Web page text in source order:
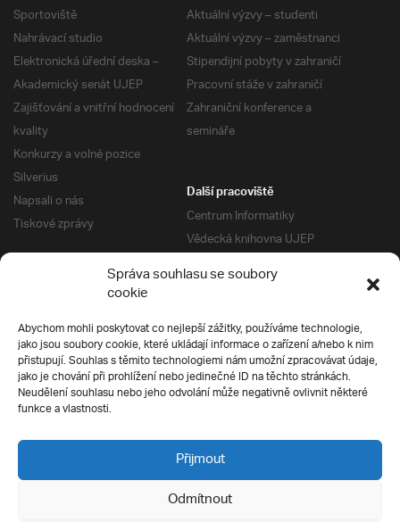
Správa souhlasu se soubory
cookie
Abychom mohli poskytovat co nejlepší zážitky, používáme technologie,
jako jsou soubory cookie, které ukládají informace o zařízení a/nebo k nim
přistupují. Souhlas s těmito technologiemi nám umožní zpracovávat údaje,
jako je chování při prohlížení nebo jedinečné ID na těchto stránkách.
Neudělení souhlasu nebo jeho odvolání může negativně ovlivnit některé
funkce a vlastnosti.
Přijmout
Odmítnout
Sportoviště
Nahrávací studio
Elektronická úřední deska –
Akademický senát UJEP
Zajišťování a vnitřní hodnocení
kvality
Konkurzy a volné pozice
Silverius
Napsali o nás
Tiskové zprávy
Aktuální výzvy – studenti
Aktuální výzvy – zaměstnanci
Stipendijní pobyty v zahraničí
Pracovní stáže v zahraničí
Zahraniční konference a
semináře
Další pracoviště
Centrum Informatiky
Vědecká knihovna UJEP
Správa kolejí a menz
Univerzitní centrum podpory
Silverius
Pro uchazeče
Přijímací řízení
E-prihlaska
Přípravné kurzy
Ochrana soukromí